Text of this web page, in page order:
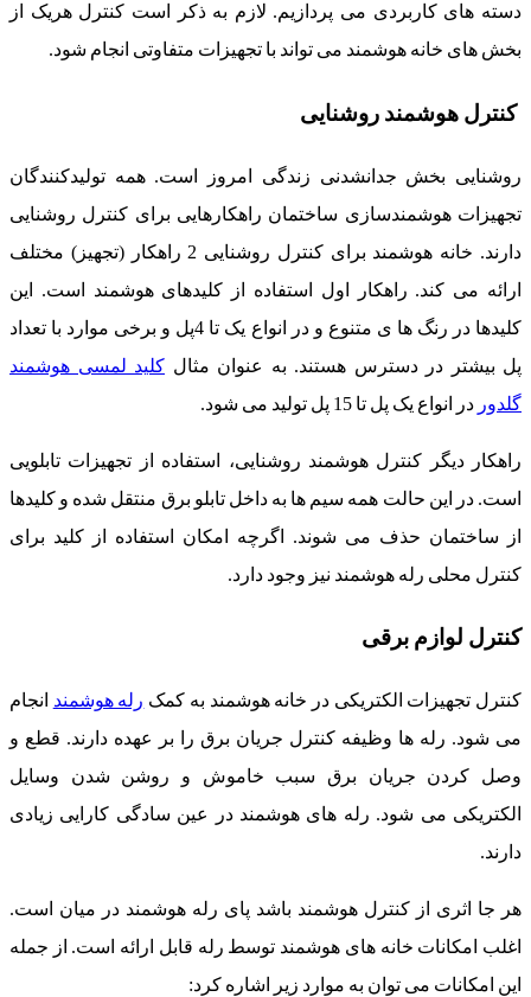
دسته های کاربردی می پردازیم. لازم به ذکر است کنترل هریک از
بخش های خانه هوشمند می تواند با تجهیزات متفاوتی انجام شود.
کنترل هوشمند روشنایی
روشنایی بخش جدانشدنی زندگی امروز است. همه تولیدکنندگان
تجهیزات هوشمندسازی ساختمان راهکارهایی برای کنترل روشنایی
دارند. خانه هوشمند برای کنترل روشنایی 2 راهکار (تجهیز) مختلف
ارائه می کند. راهکار اول استفاده از کلیدهای هوشمند است. این
کلیدها در رنگ ها ی متنوع و در انواع یک تا 4پل و برخی موارد با تعداد
پل بیشتر در دسترس هستند. به عنوان مثال کلید لمسی هوشمند
گلدور در انواع یک پل تا 15 پل تولید می شود.
راهکار دیگر کنترل هوشمند روشنایی، استفاده از تجهیزات تابلویی
است. در این حالت همه سیم ها به داخل تابلو برق منتقل شده و کلیدها
از ساختمان حذف می شوند. اگرچه امکان استفاده از کلید برای
کنترل محلی رله هوشمند نیز وجود دارد.
کنترل لوازم برقی
کنترل تجهیزات الکتریکی در خانه هوشمند به کمک رله هوشمند انجام
می شود. رله ها وظیفه کنترل جریان برق را بر عهده دارند. قطع و
وصل کردن جریان برق سبب خاموش و روشن شدن وسایل
الکتریکی می شود. رله های هوشمند در عین سادگی کارایی زیادی
دارند.
هر جا اثری از کنترل هوشمند باشد پای رله هوشمند در میان است.
اغلب امکانات خانه های هوشمند توسط رله قابل ارائه است. از جمله
این امکانات می توان به موارد زیر اشاره کرد: